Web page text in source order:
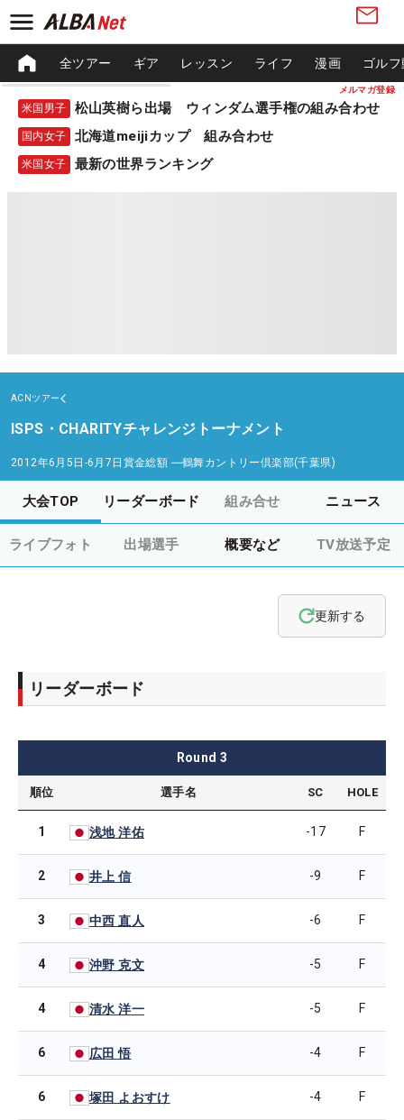
メルマガ登録
全ツアー ギア レッスン ライフ 漫画 ゴル
米国男子 松山英樹ら出場 ウィンダム選手権の組み合わせ
国内女子 北海道meijiカップ 組み合わせ
米国女子 最新の世界ランキング
ACNツアー
ISPS・CHARITYチャレンジトーナメント
2012年6月5日-6月7日 賞金総額 ―鶴舞カントリー倶楽部(千葉県)
大会TOP リーダーボード 組み合せ ニュース
ライブフォト 出場選手 概要など TV放送予定
更新する
リーダーボード
Round 3
順位 選手名 SC HOLE
1 浅地 洋佑 -17 F
2 井上 信 -9 F
3 中西 直人 -6 F
4 沖野 克文 -5 F
4 清水 洋一 -5 F
6 広田 悟 -4 F
6 塚田 よおすけ -4 F